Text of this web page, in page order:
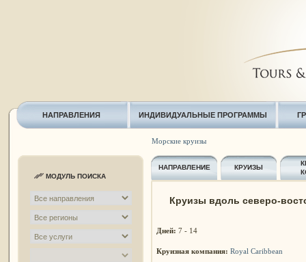
НАПРАВЛЕНИЯ ИНДИВИДУАЛЬНЫЕ ПРОГРАММЫ
МОДУЛЬ ПОИСКА
Морские круизы
НАПРАВЛЕНИЕ КРУИЗЫ
Круизы вдоль северо-
Дней: 7 - 14
Круизная компания: Royal Caribbean